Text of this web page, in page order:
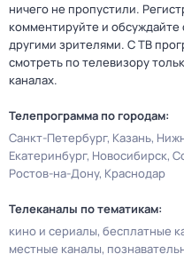
ничего не пропустили.
комментируйте и
другими зрителями. С ТВ
смотреть по телевизору
каналах.
Телепрограмма по городам:
Санкт-Петербург Казань
Екатеринбург Новосибирск
Ростов-на-Дону Краснодар
Телеканалы по тематикам:
кино и сериалы бесплатные
местные каналы